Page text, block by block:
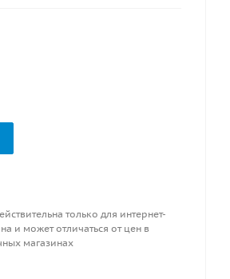
только для интернет-
и может отличаться от цен в
магазинах